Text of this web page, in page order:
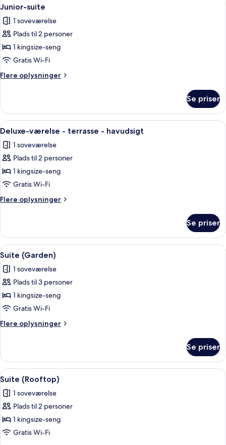
alle
billeder
af
Junior-
suite
7
Junior-suite
1 soveværelse
Plads til 2 personer
1 kingsize-seng
Gratis Wi-Fi
Flere oplysninger
Flere
suite
Se priser
Indlæs
alle
billeder
af
Deluxe-
værelse
-
terrasse
havudsigt
Et pænt opredt soveværelse med
3
Deluxe-værelse - terrasse - havudsigt
1 soveværelse
Plads til 2 personer
1 kingsize-seng
Gratis Wi-Fi
Flere oplysninger
Flere
værelse
terrasse
havudsigt
Se priser
Indlæs
alle
billeder
af
Suite
(Garden)
En stue med en fletstol, et rundt
6
Suite (Garden)
1 soveværelse
Plads til 3 personer
1 kingsize-seng
Gratis Wi-Fi
Flere oplysninger
Flere
(Garden)
Se priser
Indlæs
alle
billeder
af
Suite
(Rooftop)
En træterrasse med liggestole, et
5
Suite (Rooftop)
1 soveværelse
Plads til 2 personer
1 kingsize-seng
Gratis Wi-Fi